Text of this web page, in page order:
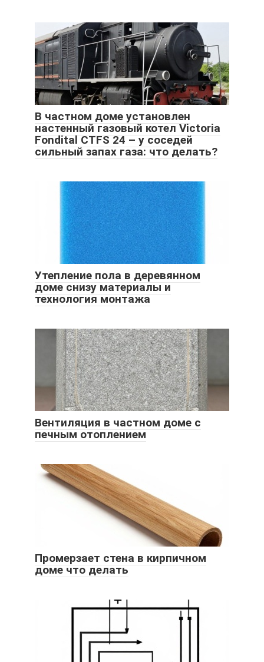
В частном доме установлен
настенный газовый котел Victoria
Fondital CTFS 24 – у соседей
сильный запах газа: что делать?
Утепление пола в деревянном
доме снизу материалы и
технология монтажа
Вентиляция в частном доме с
печным отоплением
Промерзает стена в кирпичном
доме что делать